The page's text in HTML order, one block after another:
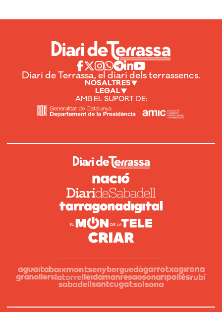
Diari de Terrassa, el diari dels terrassencs.
NOSALTRES
LEGAL
AMB EL SUPORT DE: